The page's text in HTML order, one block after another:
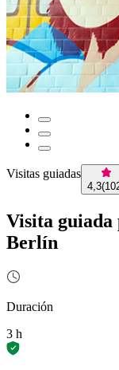
Visitas guiadas
4,3(
Visita guiada
Berlín
Duración
3 h